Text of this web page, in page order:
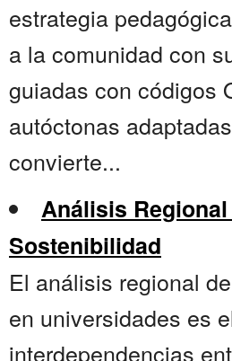
estrategia
a la comunidad con
guiadas con códigos
autóctonas
convierte...
Análisis Regional
Sostenibilidad
El análisis regional
en universidades es
interdependencias